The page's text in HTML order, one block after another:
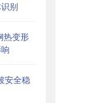
别
热变形
安全稳